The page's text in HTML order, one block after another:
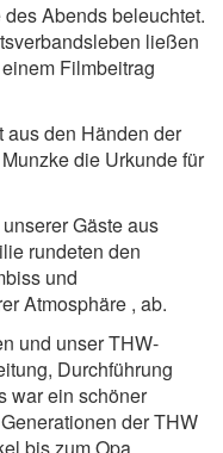
Abends beleuchtet.
ließen
Filmbeitrag
aus den Händen der
die Urkunde für
Gäste aus
rundeten den
und
Atmosphäre , ab.
und unser THW-
Durchführung
war ein schöner
der THW